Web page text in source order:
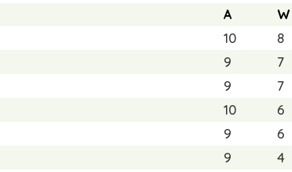
A W
10 8
9 7
9 7
10 6
9 6
9 4